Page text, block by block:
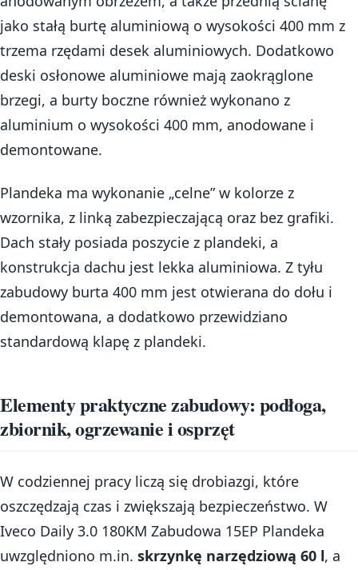
jako stałą burtę aluminiową o wysokości 400 mm z
trzema rzędami desek aluminiowych. Dodatkowo
deski osłonowe aluminiowe mają zaokrąglone
brzegi, a burty boczne również wykonano z
aluminium o wysokości 400 mm, anodowane i
demontowane.
Plandeka ma wykonanie „celne” w kolorze z
wzornika, z linką zabezpieczającą oraz bez grafiki.
Dach stały posiada poszycie z plandeki, a
konstrukcja dachu jest lekka aluminiowa. Z tyłu
zabudowy burta 400 mm jest otwierana do dołu i
demontowana, a dodatkowo przewidziano
standardową klapę z plandeki.
Elementy praktyczne zabudowy: podłoga,
zbiornik, ogrzewanie i osprzęt
W codziennej pracy liczą się drobiazgi, które
oszczędzają czas i zwiększają bezpieczeństwo. W
Iveco Daily 3.0 180KM Zabudowa 15EP Plandeka
uwzględniono m.in. skrzynkę narzędziową 60 l, a